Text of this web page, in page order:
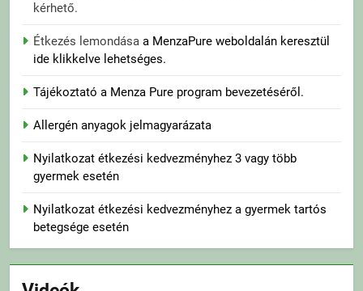
kérhető.
Étkezés lemondása a MenzaPure weboldalán keresztül
ide klikkelve lehetséges.
Tájékoztató a Menza Pure program bevezetéséről.
Allergén anyagok jelmagyarázata
Nyilatkozat étkezési kedvezményhez 3 vagy több
gyermek esetén
Nyilatkozat étkezési kedvezményhez a gyermek tartós
betegsége esetén